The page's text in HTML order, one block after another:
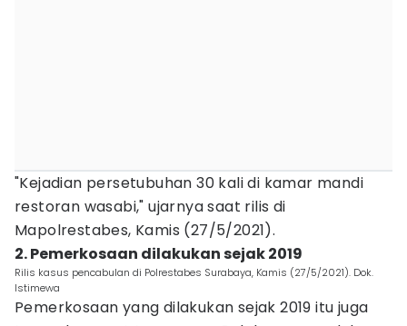
"Kejadian persetubuhan 30 kali di kamar mandi
restoran wasabi," ujarnya saat rilis di
Mapolrestabes, Kamis (27/5/2021).
2. Pemerkosaan dilakukan sejak 2019
Rilis kasus pencabulan di Polrestabes Surabaya, Kamis (27/5/2021). Dok.
Istimewa
Pemerkosaan yang dilakukan sejak 2019 itu juga